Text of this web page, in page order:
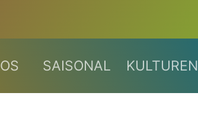
SAISONAL KULTUREN